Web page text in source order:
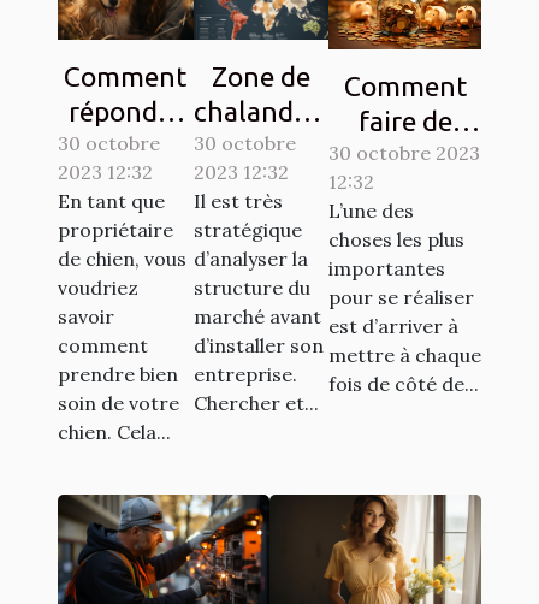
Comment
répondre
aux
besoins de
base de
votre
chien ?
30 octobre
2023 12:32
En tant que
propriétaire
de chien, vous
voudriez
savoir
comment
prendre bien
soin de votre
chien. Cela...
Zone de
chalandise
: qu’est-ce
que c’est ?
30 octobre
2023 12:32
Il est très
stratégique
d’analyser la
structure du
marché avant
d’installer son
entreprise.
Chercher et...
Comment
faire de
l’économie ?
Tout savoir.
30 octobre 2023
12:32
L’une des
choses les plus
importantes
pour se réaliser
est d’arriver à
mettre à chaque
fois de côté de...